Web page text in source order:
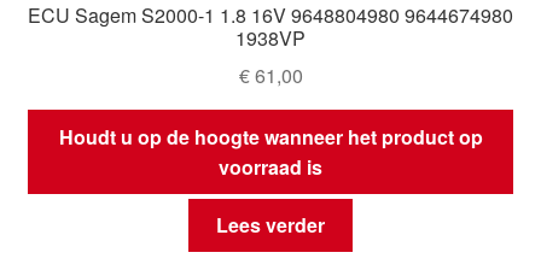
ECU Sagem S2000-1 1.8 16V 9648804980 9644674980
1938VP
€61,00
Houdt u op de hoogte wanneer het product op
voorraad is
Lees verder